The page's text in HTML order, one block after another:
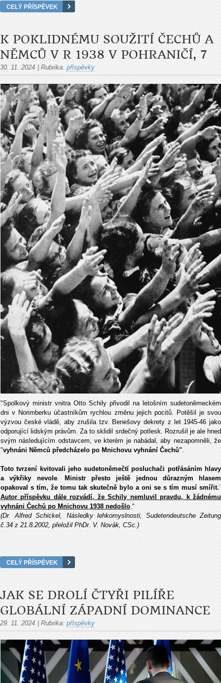
CELÝ PŘÍSPĚVEK
K POKLIDNÉMU SOUŽITÍ ČECHŮ A
NĚMCŮ V R 1938 V POHRANIČÍ, 7
30. 11. 2024 Rubrika: příspěvky
"Spolkový ministr vnitra Otto Schily přivodil na letošním sudetoněmeckém
dni v Norimberku účastníkům rychlou změnu jejich pocitů. Potěšil je svou
výzvou české vládě, aby zru­šila tzv. Benešovy dekrety z let 1945-46 jako
odporující lidským právům. Za to sklidil srdečný potlesk. Rozrušil je ale hned
svým následujícím odstavcem, ve kterém je na­bádal, aby nezapomněli, že
"vyhnáni Němců předcházelo po Mnichovu vyhnání Če­chů".
Toto tvrzení kvitovali jeho sudetoněmečtí posluchači potřásáním hlavy
a výkřiky nevole.
Ministr přesto ještě jednou důrazným hlasem
opakoval s tím, že tomu tak skutečně bylo a oni se s tím musí smířit.´
Autor příspěvku dále rozvádí, že Schily nemluvil pravdu, k žádnému
vyhnáni Čechů po Mnichovu 1938 nedošlo.“
(Dr. Alfred Schickel, Následky lehkomyslnosti, Sudetendeutsche Zeitung
č.34 z 21.8.2002, přeložil PhDr. V. Novák, CSc.)
CELÝ PŘÍSPĚVEK
JAK SE DROLÍ ČTYŘI PILÍŘE
GLOBÁLNÍ ZÁPADNÍ DOMINANCE
29. 11. 2024 Rubrika: příspěvky